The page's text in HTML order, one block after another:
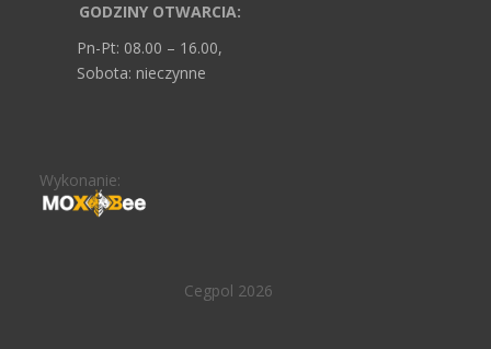
GODZINY OTWARCIA:
Pn-Pt: 08.00 – 16.00,
Sobota: nieczynne
Wykonanie:
Cegpol 2026